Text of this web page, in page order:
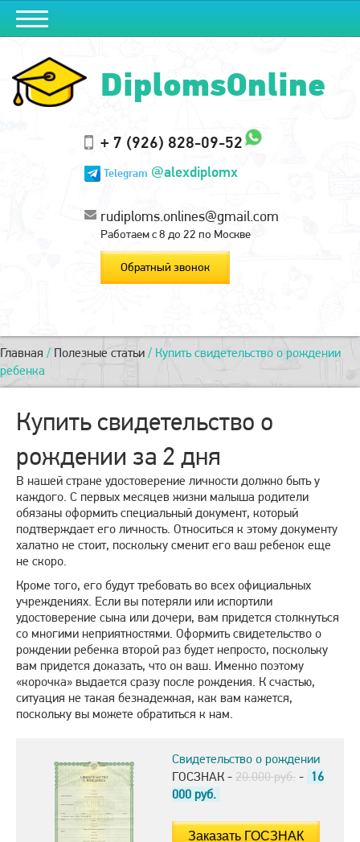
DiplomsOnline
+ 7 (926) 828-09-52
Telegram @alexdiplomx
rudiploms.onlines@gmail.com
Работаем с 8 до 22 по Москве
Обратный звонок
Главная / Полезные статьи / Купить свидетельство о рождении
ребенка
Купить свидетельство о
рождении за 2 дня
В нашей стране удостоверение личности должно быть у
каждого. С первых месяцев жизни малыша родители
обязаны оформить специальный документ, который
подтверждает его личность. Относиться к этому документу
халатно не стоит, поскольку сменит его ваш ребенок еще
не скоро.
Кроме того, его будут требовать во всех официальных
учреждениях. Если вы потеряли или испортили
удостоверение сына или дочери, вам придется столкнуться
со многими неприятностями. Оформить свидетельство о
рождении ребенка второй раз будет непросто, поскольку
вам придется доказать, что он ваш. Именно поэтому
«корочка» выдается сразу после рождения. К счастью,
ситуация не такая безнадежная, как вам кажется,
поскольку вы можете обратиться к нам.
Свидетельство о рождении
ГОСЗНАК - 20.000 руб. - 16
000 руб.